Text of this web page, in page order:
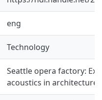
eng
Technology
Seattle opera factory:
acoustics in architecture